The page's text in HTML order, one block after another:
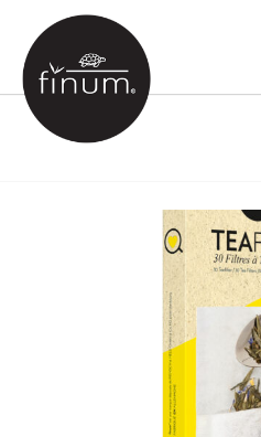
PRODUCTOS